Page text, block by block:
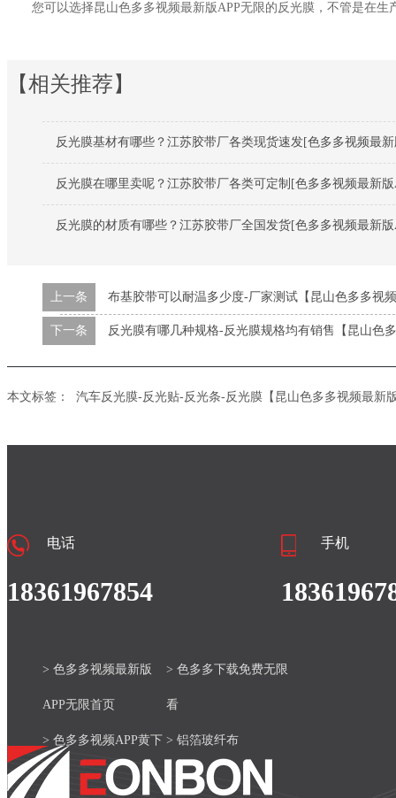
您可以选择昆山色多多视频最新版APP无限的反光膜，不管是在
【相关推荐】
反光膜基材有哪些？江苏胶带厂各类现货速发[色多多视频最
反光膜在哪里卖呢？江苏胶带厂各类可定制[色多多视频最新
反光膜的材质有哪些？江苏胶带厂全国发货[色多多视频最新
上一条 布基胶带可以耐温多少度-厂家测试【昆山色多多视
下一条 反光膜有哪几种规格-反光膜规格均有销售【昆山色
本文标签： 汽车反光膜-反光贴-反光条-反光膜【昆山色多多视频最新
电话
18361967854
手机
> 色多多视频最新版
APP无限首页
> 色多多下载免费无限
看
> 色多多视频APP黄下
载安装官网
> 铝箔玻纤布
> 产品中心